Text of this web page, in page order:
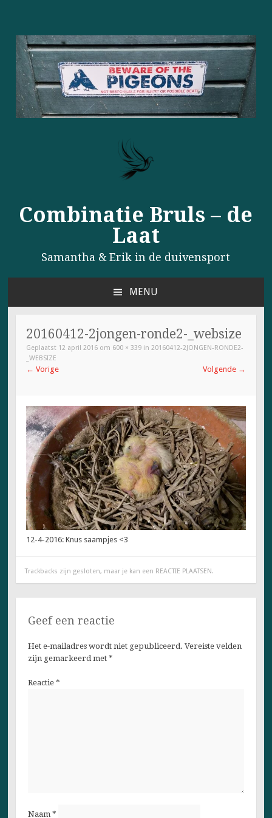
Combinatie Bruls – de
Laat
Samantha & Erik in de duivensport
MENU
INHOUD
SPRINGEN
20160412-2jongen-ronde2-_websize
Geplaatst 12 april 2016 om 600 × 339 in20160412-2JONGEN-RONDE2-
_WEBSIZE
← Vorige Volgende →
12-4-2016: Knus saampjes <3
Trackbacks zijn gesloten, maar je kan een REACTIE PLAATSEN .
Geef een reactie
Het e-mailadres wordt niet gepubliceerd. Vereiste velden
zijn gemarkeerd met *
Reactie *
Naam *